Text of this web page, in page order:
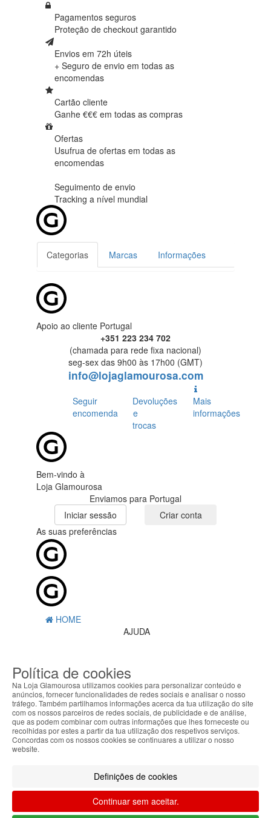
Pagamentos seguros
Proteção de checkout garantido
Envios em 72h úteis
+ Seguro de envio em todas as
encomendas
Cartão cliente
Ganhe €€€ em todas as compras
Ofertas
Usufrua de ofertas em todas as
encomendas
Seguimento de envio
Tracking a nível mundial
Categorias Marcas Informações
Apoio ao cliente Portugal
+351 223 234 702
(chamada para rede fixa nacional)
seg-sex das 9h00 às 17h00 (GMT)
info@lojaglamourosa.com
Seguir
encomenda
Devoluções
e
trocas
Mais
informações
Bem-vindo à
Loja Glamourosa
Enviamos para Portugal
Iniciar sessão
Criar conta
As suas preferências
HOME
AJUDA
0 CARRINHO
EU
Filtrar por
Limpar filtros
Filtrar
Política de cookies
Na Loja Glamourosa utilizamos cookies para personalizar conteúdo e
anúncios, fornecer funcionalidades de redes sociais e analisar o nosso
tráfego. Também partilhamos informações acerca da tua utilização do site
com os nossos parceiros de redes sociais, de publicidade e de análise,
que as podem combinar com outras informações que lhes forneceste ou
recolhidas por estes a partir da tua utilização dos respetivos serviços.
Concordas com os nossos cookies se continuares a utilizar o nosso
website.
Definições de cookies
Continuar sem aceitar.